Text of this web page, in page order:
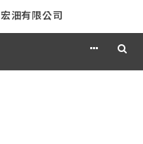
宏沺有限公司